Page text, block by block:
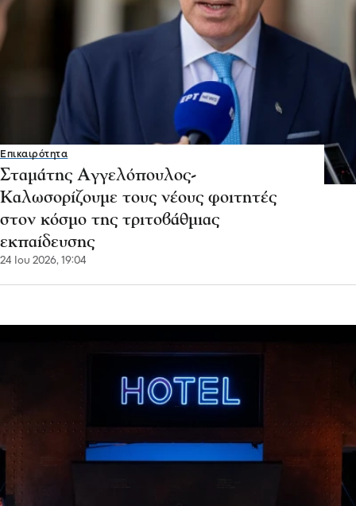
Επικαιρότητα
Σταμάτης Αγγελόπουλος-
Καλωσορίζουμε τους νέους φοιτητές
στον κόσμο της τριτοβάθμιας
εκπαίδευσης
24 Ιου 2026, 19:04